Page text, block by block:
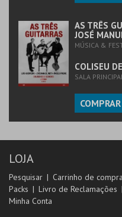
AS TRÊS
JOSÉ
MÚSICA &
COLISEU
SALA
COMPRAR
LOJA
Pesquisar Carrinho de
Packs
Livro de Reclamações
Minha Conta